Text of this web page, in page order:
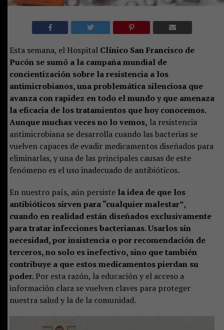
Esta semana, el Hospital Clínico San Francisco de
Pucón se sumó a la campaña mundial de
concientización sobre la resistencia a los
antimicrobianos, una problemática silenciosa que
avanza con rapidez en todo el mundo y que amenaza
la eficacia de los tratamientos que hoy conocemos.
Aunque muchas veces no lo vemos, la resistencia
antimicrobiana se desarrolla cuando las bacterias se
vuelven capaces de evadir medicamentos diseñados para
eliminarlas, y una de las principales causas de este
fenómeno es el uso inadecuado de antibióticos.
En nuestro país, aún persiste la idea de que los
antibióticos sirven para “cualquier malestar”,
cuando en realidad están diseñados exclusivamente
para tratar infecciones bacterianas. Usarlos sin
necesidad, por insistencia o por recomendación de
terceros, no solo es inefectivo, sino que también
contribuye a que estos medicamentos pierdan su
poder.Por esta razón, la educación y el acceso a
información clara se vuelven claves para proteger
nuestra salud y la de la comunidad.